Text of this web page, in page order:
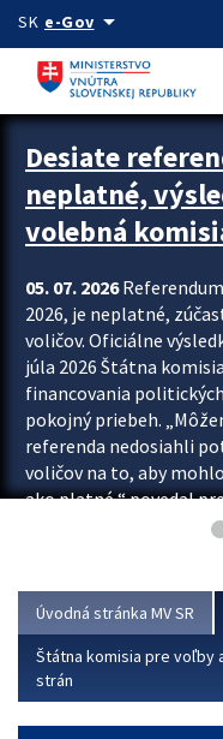
Preskocit na hlavný obsah
SK e-Govarrow_drop_down
Zastavit automatický posun
Desiate
neplatné,
volebná
05. 07. 2026
2026, je neplatné,
voličov. Oficiálne
júla 2026 Štátna
financovania
pokojný priebeh.
referenda nedosiahli
voličov na to, aby
ako platné,“ povedal
a kontrolu
Úvodná stránka MV SR
Štátna komisia pre voľby
strán